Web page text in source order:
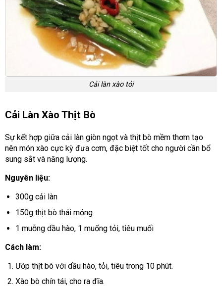
Cải làn xào tỏi
Cải Làn Xào Thịt Bò
Sự kết hợp giữa cải làn giòn ngọt và thịt bò mềm thơm tạo
nên món xào cực kỳ đưa cơm, đặc biệt tốt cho người cần bổ
sung sắt và năng lượng.
Nguyên liệu:
300g cải làn
150g thịt bò thái mỏng
1 muỗng dầu hào, 1 muống tỏi, tiêu muối
Cách làm:
Ướp thịt bò với dầu hào, tỏi, tiêu trong 10 phút.
Xào bò chín tái, cho ra đĩa.